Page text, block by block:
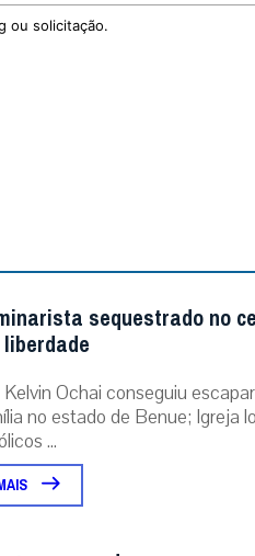
ou solicitação.
sequestrado no
Kelvin Ochai conseguiu
no estado de Benue; Igreja
...